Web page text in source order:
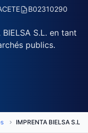
B02310290
S.L. en tant
publics.
IMPRENTA BIELSA S.L.